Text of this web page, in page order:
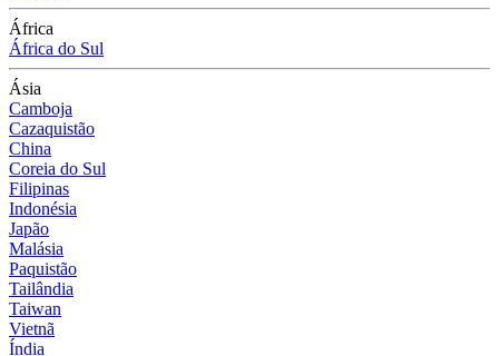
África
África do Sul
Ásia
Camboja
Cazaquistão
China
Coreia do Sul
Filipinas
Indonésia
Japão
Malásia
Paquistão
Tailândia
Taiwan
Vietnã
Índia